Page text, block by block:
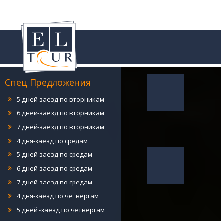
Спец Предложения
5 дней-заезд по понедельникам
6 дней-заезд по понедельникам
7 дней-заезд по понедельникам
4 дня-заезд по вторникам
5 дней-заезд по вторникам
6 дней-заезд по вторникам
7 дней-заезд по вторникам
4 дня-заезд по средам
5 дней-заезд по средам
6 дней-заезд по средам
7 дней-заезд по средам
4 дня-заезд по четвергам
5 дней -заезд по четвергам
6 дней-заезд по четвергам